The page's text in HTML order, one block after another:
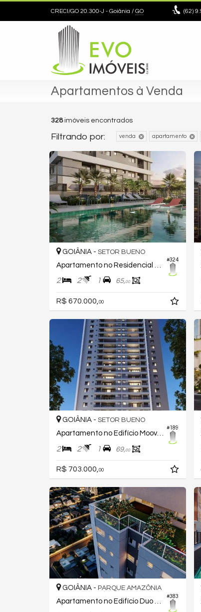
CRECI/GO 20.300-J - Goiânia / GO (62)
Apartamentos à Venda
328imóveis encontrados
Filtrando por: venda apartamento
#324
GOIÂNIA - SETOR BUENO
2 2 1 65,00
R$ 670.000, 00
#189
GOIÂNIA - SETOR BUENO
Apartamento no Edifício Moove Home Brasal
2 2 1 69,00
R$ 703.000,00
#383
GOIÂNIA - PARQUE AMAZÔNIA
Apartamento no Edifício Duo Sky Garden